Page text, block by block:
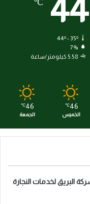
44
℃
44º - 35º
7%
5.58 كيلومتر/ساعة
46
℃
الخميس
46
℃
الجمعة
البريق لخدمات النجارة